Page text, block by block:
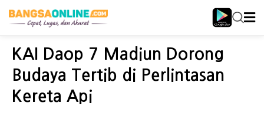
Home Jawa Timur
KAI Daop 7 Madiun Dorong
Budaya Tertib di Perlintasan
Kereta Api